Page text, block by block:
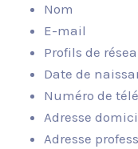
Nom
E-mail
Profils de
Date de
Numéro de
Adresse
Adresse